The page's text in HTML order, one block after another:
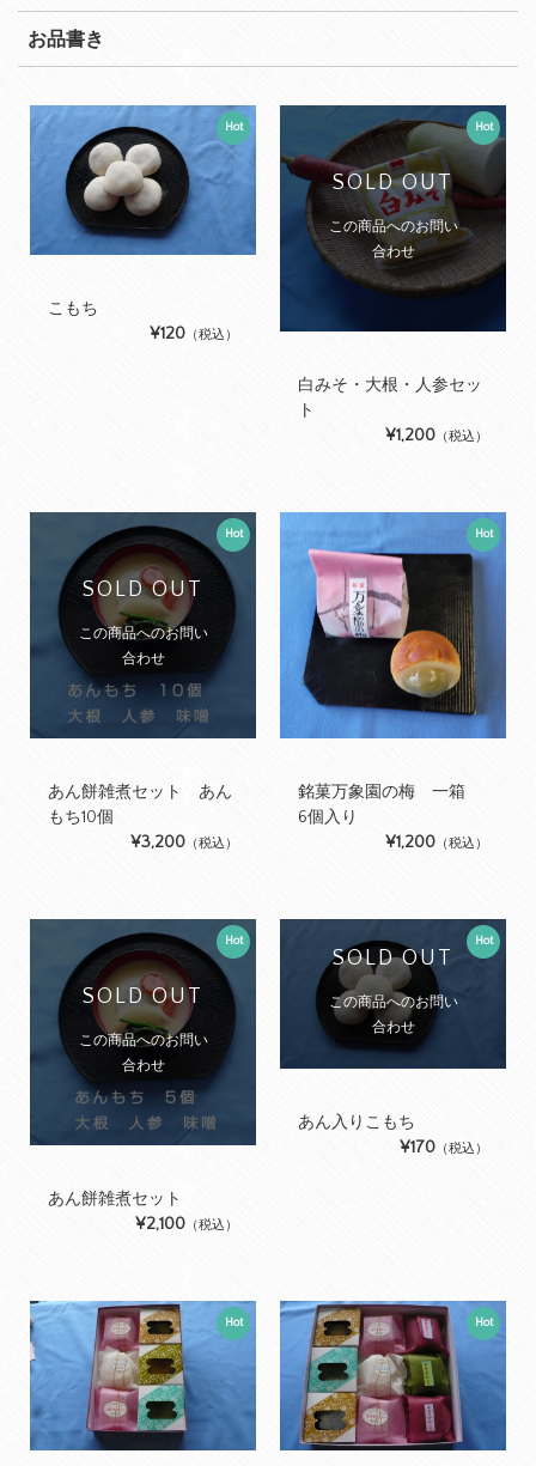
お品書き
Hot
こもち
¥120 （税込）
SOLD OUT
この商品へのお問い
合わせ
Hot
白みそ・大根・人参セッ
ト
¥1,200 （税込）
SOLD OUT
この商品へのお問い
合わせ
Hot
あん餅雑煮セット あん
もち10個
¥3,200 （税込）
Hot
銘菓万象園の梅 一箱
6個入り
¥1,200 （税込）
SOLD OUT
この商品へのお問い
合わせ
Hot
あん餅雑煮セット
¥2,100 （税込）
SOLD OUT
この商品へのお問い
合わせ
Hot
あん入りこもち
¥170 （税込）
Hot Hot